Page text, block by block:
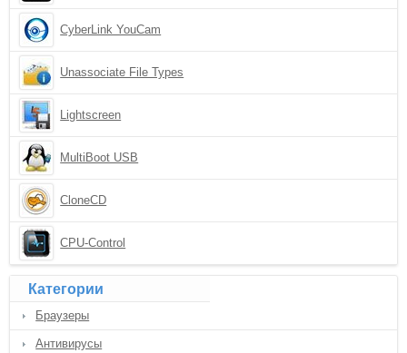
CyberLink YouCam
Unassociate File Types
Lightscreen
MultiBoot USB
CloneCD
CPU-Control
Категории
Браузеры
Антивирусы